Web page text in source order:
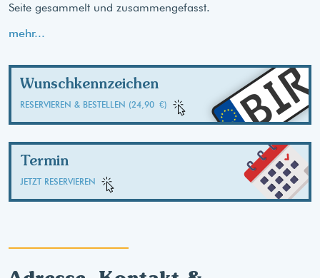
Seite gesammelt und zusammengefasst.
mehr...
Wunschkennzeichen
RESERVIEREN & BESTELLEN (24,90 €) BIR
Termin
JETZT RESERVIEREN